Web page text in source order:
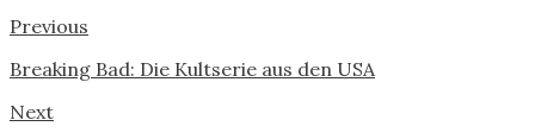
Previous
Breaking Bad: Die Kultserie aus den USA
Next